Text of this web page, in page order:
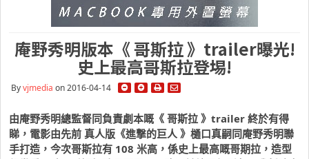
庵野秀明版本《 哥斯拉 》trailer曝光!
史上最高哥斯拉登埸!
Byvjmedia on 2016-04-14
由庵野秀明總監督同負責劇本嘅《 哥斯拉 》trailer 終於有得
睇，電影由先前 真人版《進撃的巨人 》樋口真嗣同庵野秀明聯
手打造，今次哥斯拉有 108 米高，係史上最高嘅哥期拉，造型